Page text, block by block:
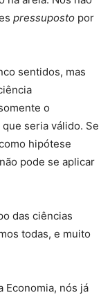
pressuposto por
sentidos, mas
o
seria válido. Se
hipótese
pode se aplicar
das ciências
todas, e muito
Economia, nós já